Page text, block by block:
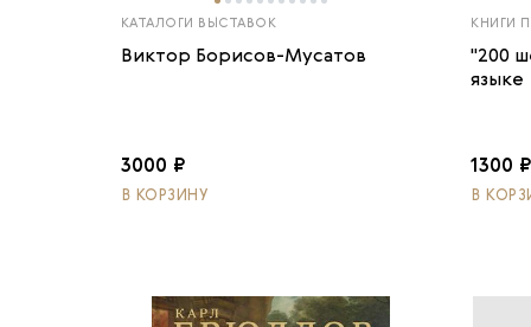
КАТАЛОГИ ВЫСТАВОК
Виктор Борисов-Мусатов
3000 ₽
В КОРЗИНУ
КНИГИ
"200
языке
1300 ₽
В